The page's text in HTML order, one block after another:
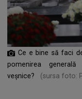
Ce e bine să faci
pomenirea
veșnice?
(sursa foto: